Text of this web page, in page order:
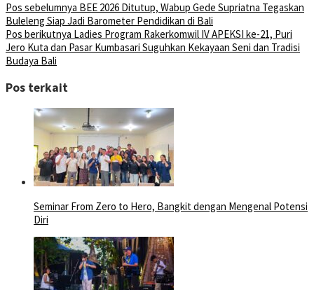
Pos sebelumnya BEE 2026 Ditutup, Wabup Gede Supriatna Tegaskan
Buleleng Siap Jadi Barometer Pendidikan di Bali
Pos berikutnya Ladies Program Rakerkomwil IV APEKSI ke-21, Puri
Jero Kuta dan Pasar Kumbasari Suguhkan Kekayaan Seni dan Tradisi
Budaya Bali
Pos terkait
Seminar From Zero to Hero, Bangkit dengan Mengenal Potensi
Diri